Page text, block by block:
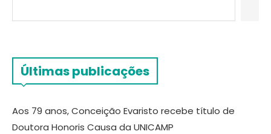
Últimas publicações
Aos 79 anos, Conceição Evaristo recebe título de
Doutora Honoris Causa da UNICAMP